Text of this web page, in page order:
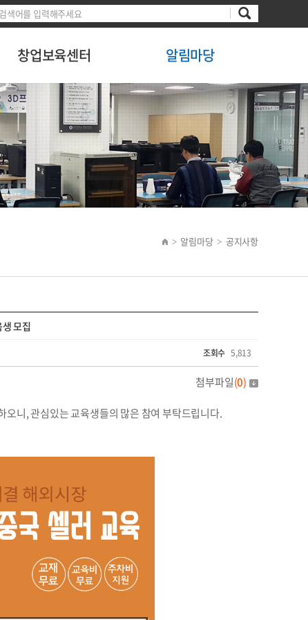
창업보육센터 알림마당
> 알림마당 > 공지사항
모집
조회수 5,813
첨부파일(0)
니, 관심있는 교육생들의 많은 참여 부탁드립니다.